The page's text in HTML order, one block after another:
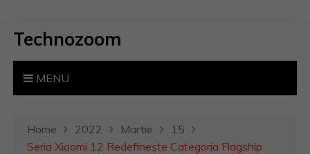
Technozoom
MENU
Home 2022 Martie
15
Seria Xiaomi 12 Redefinește Categoria Flagship